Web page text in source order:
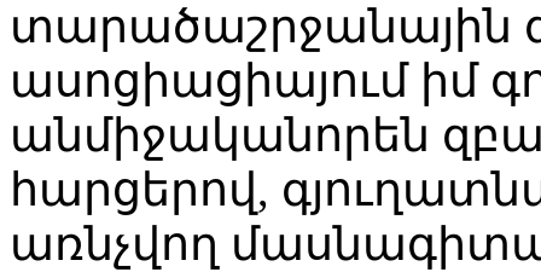
տարածաշրջանային
ասոցիացիայում իմ
անմիջականորեն
հարցերով,
առնչվող